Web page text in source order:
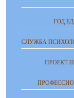
ГОД
СЛУЖБА
ПРОЕКТ